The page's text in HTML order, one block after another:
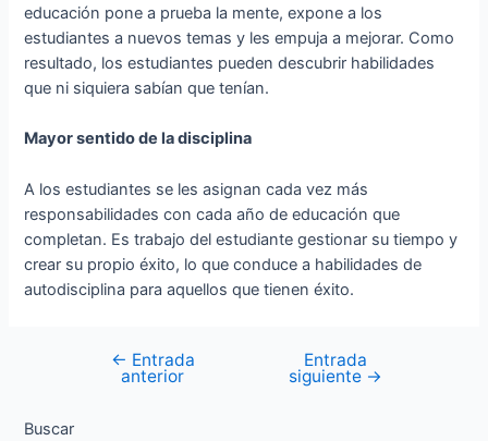
educación pone a prueba la mente, expone a los
estudiantes a nuevos temas y les empuja a mejorar. Como
resultado, los estudiantes pueden descubrir habilidades
que ni siquiera sabían que tenían.
Mayor sentido de la disciplina
A los estudiantes se les asignan cada vez más
responsabilidades con cada año de educación que
completan. Es trabajo del estudiante gestionar su tiempo y
crear su propio éxito, lo que conduce a habilidades de
autodisciplina para aquellos que tienen éxito.
Navegación
← Entrada
anterior
Entrada
siguiente →
Buscar